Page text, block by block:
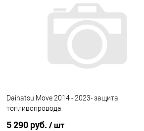
Купить в 1 клик
Сравнение
Под заказ
Daihatsu Move 2014 - 2023- защита
топливопровода
5 290 руб. / шт